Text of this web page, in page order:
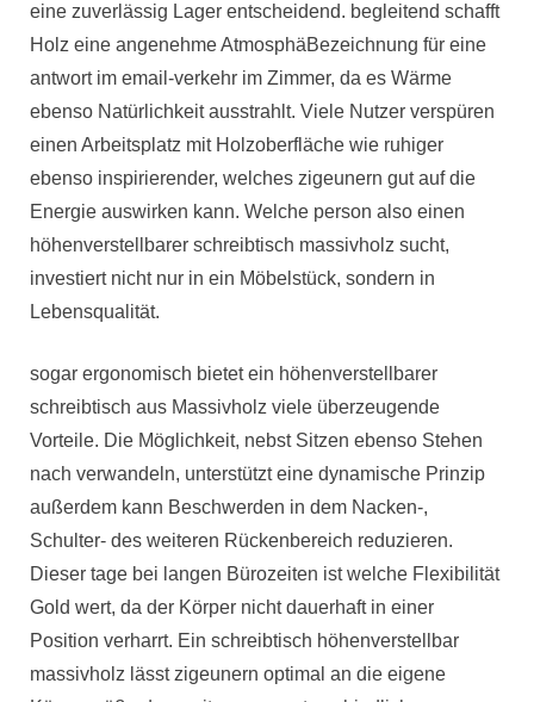
eine zuverlässig Lager entscheidend. begleitend schafft
Holz eine angenehme AtmosphäBezeichnung für eine
antwort im email-verkehr im Zimmer, da es Wärme
ebenso Natürlichkeit ausstrahlt. Viele Nutzer verspüren
einen Arbeitsplatz mit Holzoberfläche wie ruhiger
ebenso inspirierender, welches zigeunern gut auf die
Energie auswirken kann. Welche person also einen
höhenverstellbarer schreibtisch massivholz sucht,
investiert nicht nur in ein Möbelstück, sondern in
Lebensqualität.
sogar ergonomisch bietet ein höhenverstellbarer
schreibtisch aus Massivholz viele überzeugende
Vorteile. Die Möglichkeit, nebst Sitzen ebenso Stehen
nach verwandeln, unterstützt eine dynamische Prinzip
außerdem kann Beschwerden in dem Nacken-,
Schulter- des weiteren Rückenbereich reduzieren.
Dieser tage bei langen Bürozeiten ist welche Flexibilität
Gold wert, da der Körper nicht dauerhaft in einer
Position verharrt. Ein schreibtisch höhenverstellbar
massivholz lässt zigeunern optimal an die eigene